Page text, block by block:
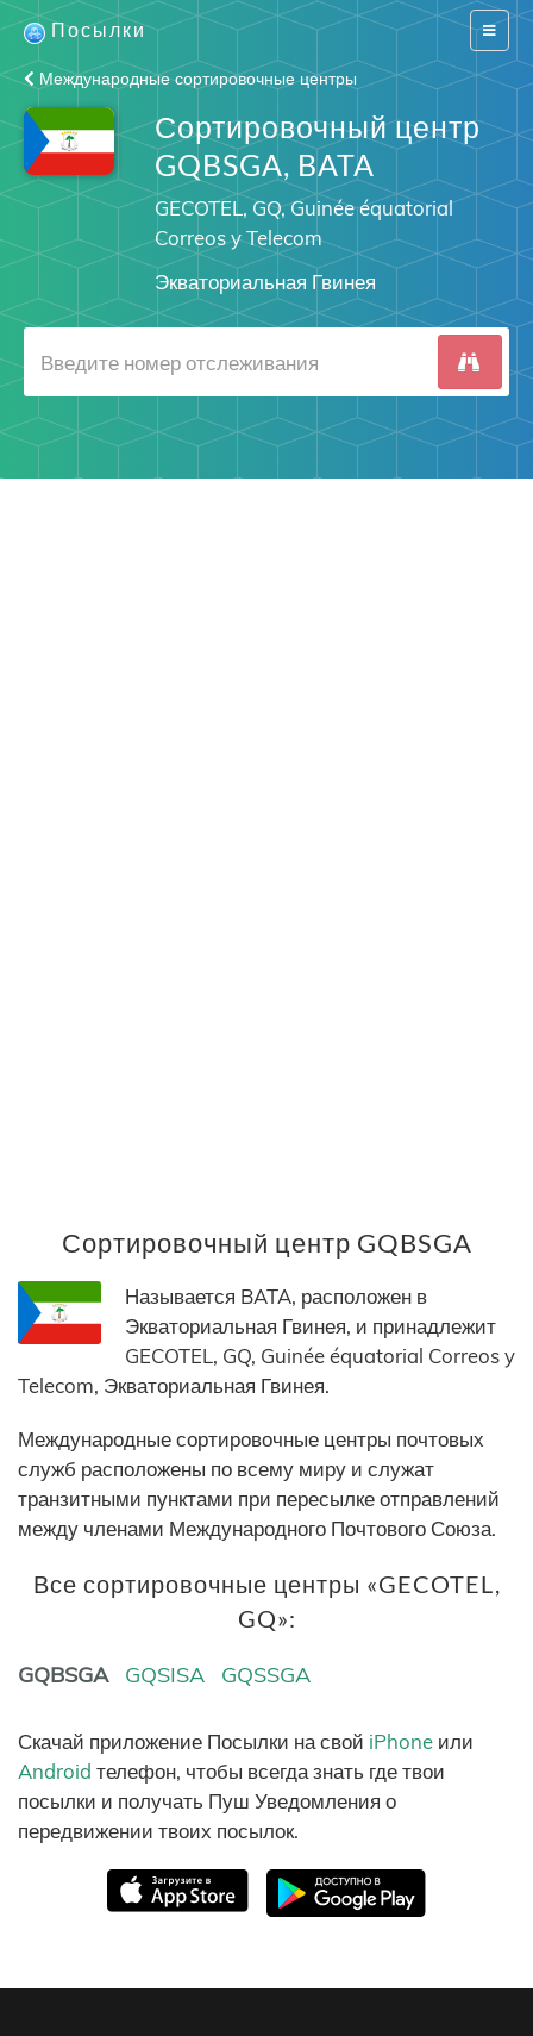
Switch
Посылки
Международные сортировочные центры
Сортировочный центр
GQBSGA, BATA
GECOTEL, GQ, Guinée équatorial
Correos y Telecom
Экваториальная Гвинея
Сортировочный центр GQBSGA
Называется BATA, расположен в
Экваториальная Гвинея, и принадлежит
GECOTEL, GQ, Guinée équatorial Correos y
Telecom, Экваториальная Гвинея.
Международные сортировочные центры почтовых
служб расположены по всему миру и служат
транзитными пунктами при пересылке отправлений
между членами Международного Почтового Союза.
Все сортировочные центры «GECOTEL,
GQ»:
GQBSGA GQSISA GQSSGA
Скачай приложение Посылки на свой iPhone или
Android телефон, чтобы всегда знать где твои
посылки и получать Пуш Уведомления о
передвижении твоих посылок.